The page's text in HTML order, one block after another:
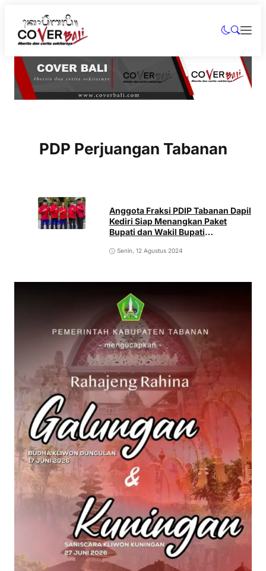
PDP Perjuangan Tabanan
Peristiwa
Anggota Fraksi PDIP Tabanan Dapil
Kediri Siap Menangkan Paket
Bupati dan Wakil Bupati
Senin, 12 Agustus 2024